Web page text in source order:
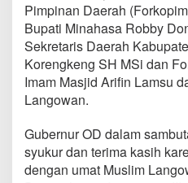
Pimpinan Daerah
Bupati Minahasa Robby
Sekretaris Daerah
Korengkeng SH MSi dan
Imam Masjid Arifin Lamsu
Langowan.
Gubernur OD dalam
syukur dan terima kasih
dengan umat Muslim